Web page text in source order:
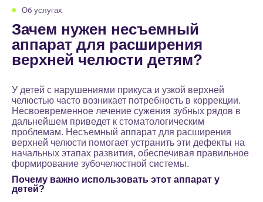
Об услугах
Зачем нужен несъемный
аппарат для расширения
верхней челюсти детям?
У детей с нарушениями прикуса и узкой верхней
челюстью часто возникает потребность в коррекции.
Несвоевременное лечение сужения зубных рядов в
дальнейшем приведет к стоматологическим
проблемам. Несъемный аппарат для расширения
верхней челюсти помогает устранить эти дефекты на
начальных этапах развития, обеспечивая правильное
формирование зубочелюстной системы.
Почему важно использовать этот аппарат у
детей?